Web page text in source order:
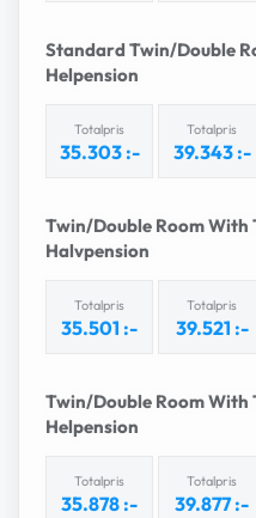
E-postadress
Genom att
behandlar dina
avsluta din
Standard Twin/Double
Helpension
Totalpris
35.303 :-
Totalpris
39.343 :-
Twin/Double Room With
Halvpension
Totalpris
35.501 :-
Totalpris
39.521 :-
Twin/Double Room With
Helpension
Totalpris
35.878 :-
Totalpris
39.877 :-